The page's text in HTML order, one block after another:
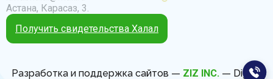
Астана, Карасаз, 3.
Получить свидетельства Халал
Разработка и поддержка сайтов — ZIZ INC.— Digital